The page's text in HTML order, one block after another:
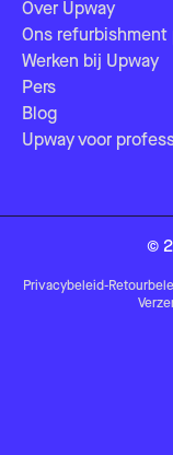
Over Upway
Ons refurbishment
Werken bij Upway
Pers
Blog
Upway voor
©
Privacybeleid-